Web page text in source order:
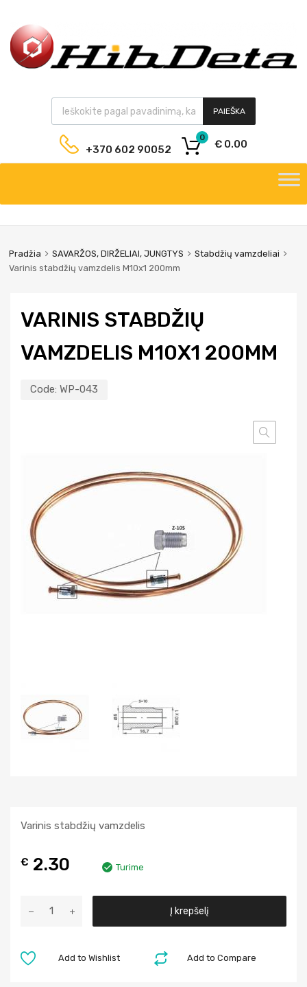
PAIEŠKA
+370 602 90052 € 0.00
0
Pradžia SAVARŽOS, DIRŽELIAI, JUNGTYS
Stabdžių vamzdeliai
Varinis stabdžių vamzdelis M10x1 200mm
VARINIS STABDŽIŲ
VAMZDELIS M10X1 200MM
Code: WP-043
Varinis stabdžių vamzdelis
€ 2.30 Turime
Į krepšelį
Add to Compare
Add to Wishlist